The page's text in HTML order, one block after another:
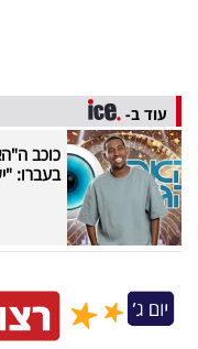
עוד ב-
כוכב
בעברו: